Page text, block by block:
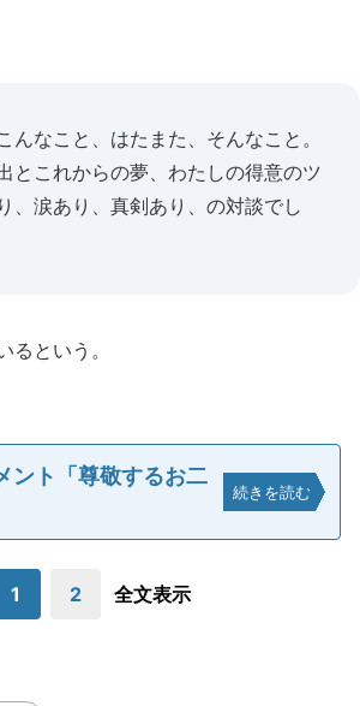
んなこと、はたまた、そんなこと。
とこれからの夢、わたしの得意のツ
、涙あり、真剣あり、の対談でし
るという。
ント「尊敬するお二
続きを読む
1 2 全文表示